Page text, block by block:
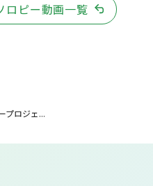
ロピー動画一覧
プロジェ...